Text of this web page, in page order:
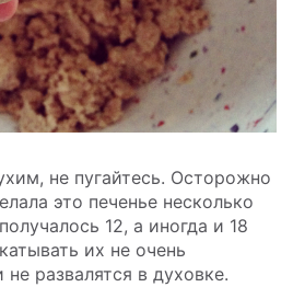
не пугайтесь. Осторожно
это печенье несколько
12, а иногда и 18
их не очень
развалятся в духовке.